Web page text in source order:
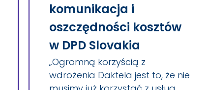
komunikacja i
oszczędności kosztów
w DPD Slovakia
„Ogromną korzyścią z
wdrożenia Daktela jest to, że nie